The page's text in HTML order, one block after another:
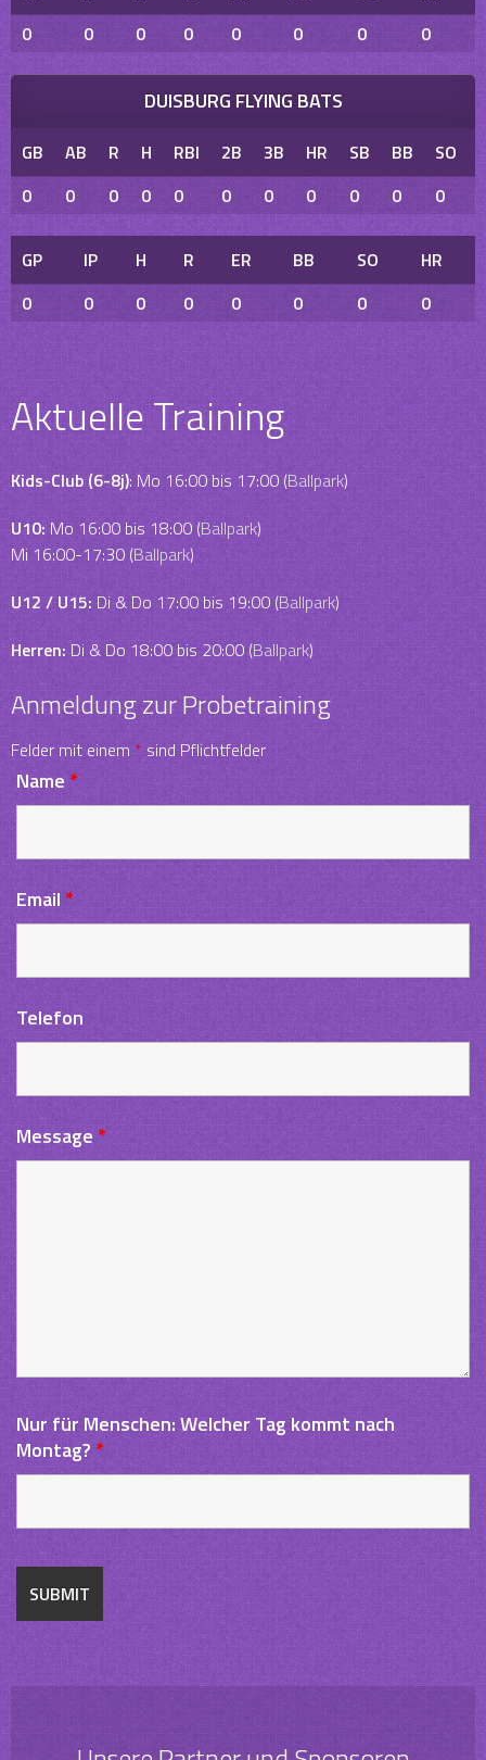
0
0 0 0 0 0 0 0
DUISBURG FLYING BATS
GB AB R H RBI 2B 3B HR SB BB SO
0
0 0 0 0 0 0 0 0 0 0
GP IP H R ER BB SO
HR
0
0 0 0 0 0 0 0
Aktuelle Training
Kids-Club (6-8j): Mo 16:00 bis 17:00 (Ballpark)
U10: Mo 16:00 bis 18:00 (Ballpark)
Mi 16:00-17:30 (Ballpark)
U12 / U15: Di & Do 17:00 bis 19:00 (Ballpark)
Herren:Di & Do 18:00 bis 20:00 (Ballpark)
Anmeldung zur Probetraining
Felder mit einem*sind Pflichtfelder
Name*
Email *
Telefon
Message *
Nur für Menschen: Welcher Tag kommt nach
Montag?*